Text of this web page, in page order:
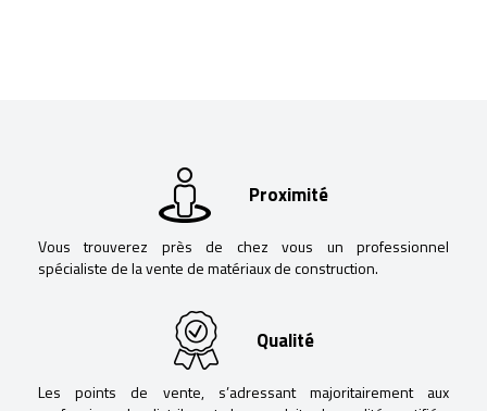
Proximité
Vous trouverez près de chez vous un professionnel
spécialiste de la vente de matériaux de construction.
Qualité
Les points de vente, s’adressant majoritairement aux